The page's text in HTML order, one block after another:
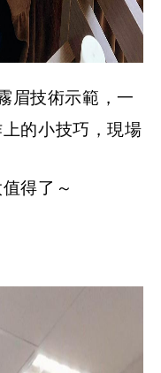
眉技術示範，一
的小技巧，現場
得了～